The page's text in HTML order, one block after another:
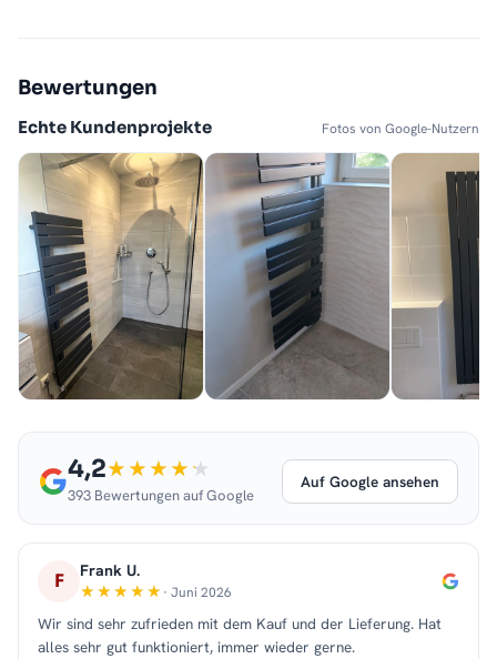
Bewertungen
Echte Kundenprojekte Fotos von Google-Nutzern
4,2
393 Bewertungen auf Google
Auf Google ansehen
F Frank U.
· Juni 2026
Wir sind sehr zufrieden mit dem Kauf und der Lieferung. Hat
alles sehr gut funktioniert, immer wieder gerne.